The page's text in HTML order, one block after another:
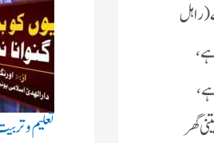
( راہل
،
،
گھر
تعلیم و